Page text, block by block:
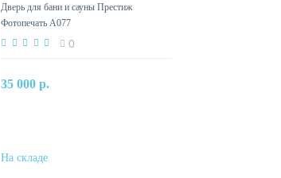
Дверь для бани и сауны Престиж
Фотопечать А077
0
35 000 р.В корзину